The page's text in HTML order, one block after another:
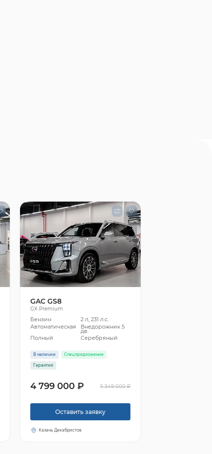
GAC GS8
GX Premium
Бензин
2 л, 231 л.с.
Автоматическая
Внедорожник 5
дв.
Полный
Серебряный
В наличии Спецпредложение
Гарантия
4 799 000 ₽ 5 349 000 ₽
Оставить заявку
Казань Декабристов